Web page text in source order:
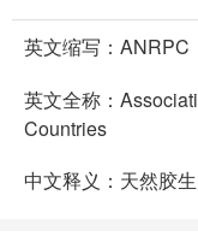
英文缩写：ANRPC
英文全称：
Countries
中文释义：天然胶